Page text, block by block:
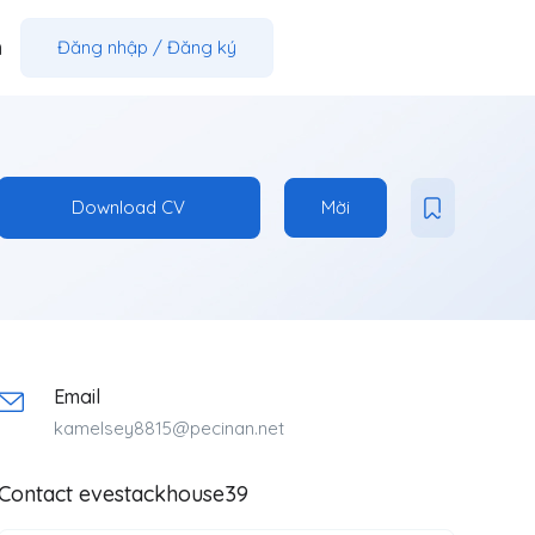
Đăng nhập / Đăng ký
Download CV Mời
Email
kamelsey8815@pecinan.net
evestackhouse39